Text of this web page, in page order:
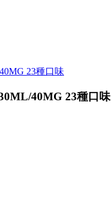
40MG 23種口味